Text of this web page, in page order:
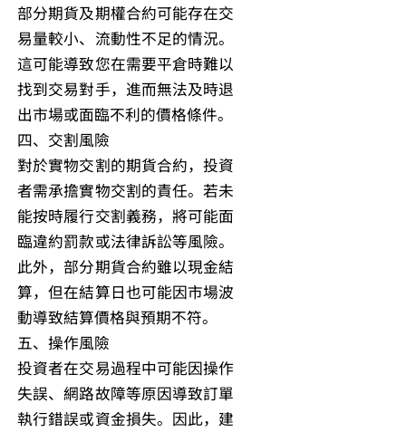
部分期貨及期權合約可能存在交
易量較小、流動性不足的情況。
這可能導致您在需要平倉時難以
找到交易對手，進而無法及時退
出市場或面臨不利的價格條件。
四、交割風險
對於實物交割的期貨合約，投資
者需承擔實物交割的責任。若未
能按時履行交割義務，將可能面
臨違約罰款或法律訴訟等風險。
此外，部分期貨合約雖以現金結
算，但在結算日也可能因市場波
動導致結算價格與預期不符。
五、操作風險
投資者在交易過程中可能因操作
失誤、網路故障等原因導致訂單
執行錯誤或資金損失。因此，建